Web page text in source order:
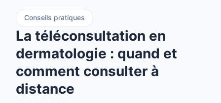
Conseils pratiques
La téléconsultation en
dermatologie : quand et
comment consulter à
distance